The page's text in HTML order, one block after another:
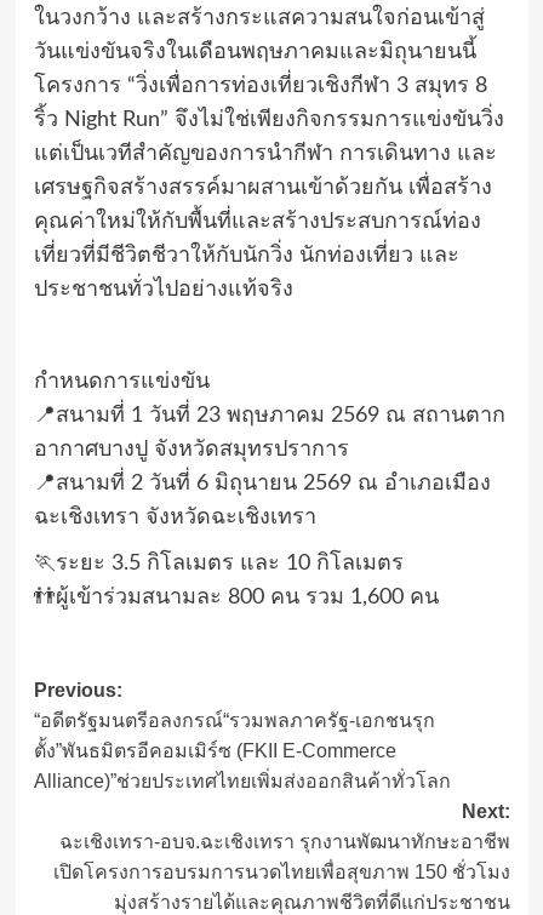
ในวงกว้าง และสร้างกระแสความสนใจก่อนเข้าสู่
วันแข่งขันจริงในเดือนพฤษภาคมและมิถุนายนนี้
โครงการ “วิ่งเพื่อการท่องเที่ยวเชิงกีฬา 3 สมุทร 8
ริ้ว Night Run” จึงไม่ใช่เพียงกิจกรรมการแข่งขันวิ่ง
แต่เป็นเวทีสำคัญของการนำกีฬา การเดินทาง และ
เศรษฐกิจสร้างสรรค์มาผสานเข้าด้วยกัน เพื่อสร้าง
คุณค่าใหม่ให้กับพื้นที่และสร้างประสบการณ์ท่อง
เที่ยวที่มีชีวิตชีวาให้กับนักวิ่ง นักท่องเที่ยว และ
ประชาชนทั่วไปอย่างแท้จริง
กำหนดการแข่งขัน
📍สนามที่ 1 วันที่ 23 พฤษภาคม 2569 ณ สถานตาก
อากาศบางปู จังหวัดสมุทรปราการ
📍สนามที่ 2 วันที่ 6 มิถุนายน 2569 ณ อำเภอเมือง
ฉะเชิงเทรา จังหวัดฉะเชิงเทรา
🏃ระยะ 3.5 กิโลเมตร และ 10 กิโลเมตร
👬ผู้เข้าร่วมสนามละ 800 คน รวม 1,600 คน
Post
navigation
Previous:
“อดีตรัฐมนตรีอลงกรณ์“รวมพลภาครัฐ-เอกชนรุก
ตั้ง”พันธมิตรอีคอมเมิร์ซ (FKII E-Commerce
Alliance)”ช่วยประเทศไทยเพิ่มส่งออกสินค้าทั่วโลก
Next:
ฉะเชิงเทรา-อบจ.ฉะเชิงเทรา รุกงานพัฒนาทักษะอาชีพ
เปิดโครงการอบรมการนวดไทยเพื่อสุขภาพ 150 ชั่วโมง
มุ่งสร้างรายได้และคุณภาพชีวิตที่ดีแก่ประชาชน